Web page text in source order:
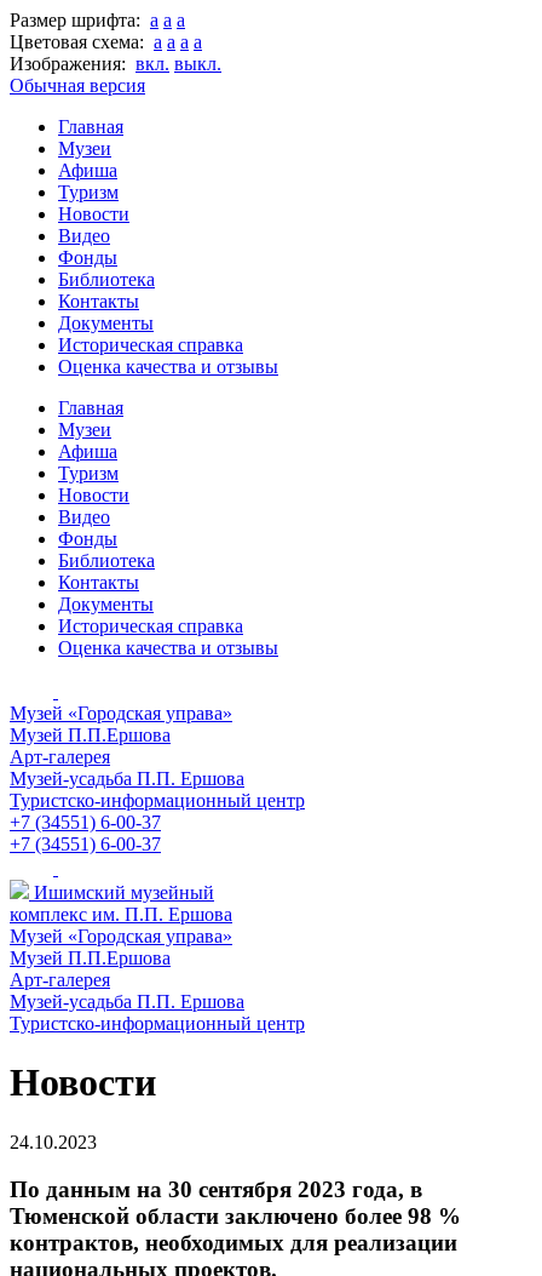
Размер шрифта: a a a
Цветовая схема: a a a a
Изображения: вкл. выкл.
Обычная версия
Главная
Музеи
Афиша
Туризм
Новости
Видео
Фонды
Библиотека
Контакты
Документы
Историческая справка
Оценка качества и отзывы
Главная
Музеи
Афиша
Туризм
Новости
Видео
Фонды
Библиотека
Контакты
Документы
Историческая справка
Оценка качества и отзывы
Музей «Городская управа»
Музей П.П.Ершова
Арт-галерея
Музей-усадьба П.П. Ершова
Туристско-информационный центр
+7 (34551) 6-00-37
+7 (34551) 6-00-37
Ишимский музейный
комплекс им. П.П. Ершова
Музей «Городская управа»
Музей П.П.Ершова
Арт-галерея
Музей-усадьба П.П. Ершова
Туристско-информационный центр
Новости
24.10.2023
По данным на 30 сентября 2023 года, в
Тюменской области заключено более 98 %
контрактов, необходимых для реализации
национальных проектов.